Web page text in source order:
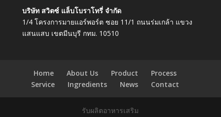
บริษัท สวิตซ์ แล็บโบราโทรี่ จำกัด
1/4 โครงการมายแอร์พอร์ต ซอย 11/1 ถนนร่มเกล้า แขวง
แสนแสบ เขตมีนบุรี กทม. 10510
Home About Us Product
Process
Service
Ingredients News Contact
รับผลิตอาหารเสริม